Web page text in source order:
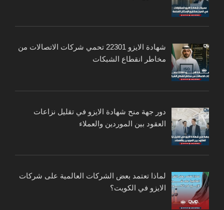
شهادة الايزو 22301 تحمي شركات الاتصالات من
مخاطر انقطاع الشبكات
دور جهة منح شهادة الايزو في تقليل نزاعات
العقود بين الموردين والعملاء
لماذا تعتمد بعض الشركات العالمية على شركات
الايزو في الكويت؟